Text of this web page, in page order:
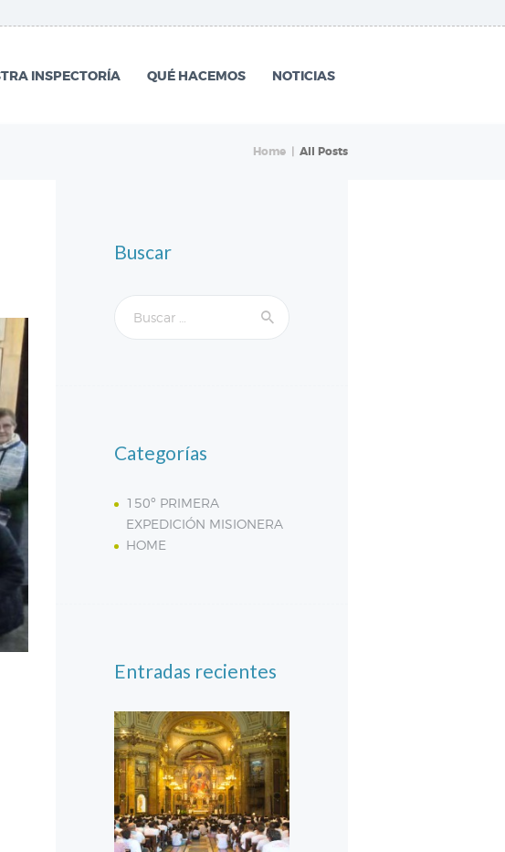
INSPECTORÍA QUÉ HACEMOS NOTICIAS
Home All Posts
Buscar
Buscar:
Categorías
150º PRIMERA
EXPEDICIÓN MISIONERA
HOME
Entradas recientes